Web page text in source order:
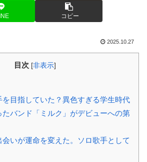
コピー
2025.10.27
目次 [非表示]
目指していた？異色すぎる学生時代
たバンド「ミルク」がデビューへの第
いが運命を変えた。ソロ歌手として